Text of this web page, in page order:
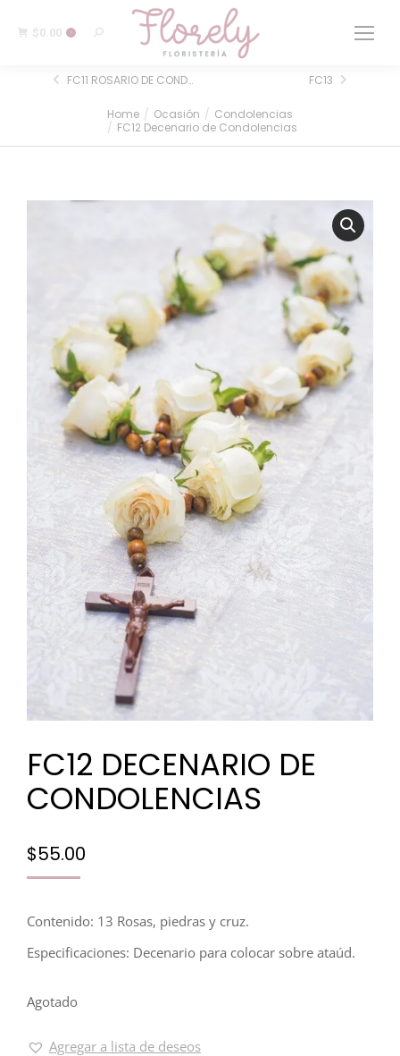
$0.00 0
Home Ocasión
Condolencias
FC12 Decenario de Condolencias
FC11 ROSARIO DE CONDOLENCIAS FC13
FC12 DECENARIO DE
CONDOLENCIAS
$55.00
Contenido: 13 Rosas, piedras y cruz.
Especificaciones: Decenario para colocar sobre ataúd.
Agotado
Agregar a lista de deseos